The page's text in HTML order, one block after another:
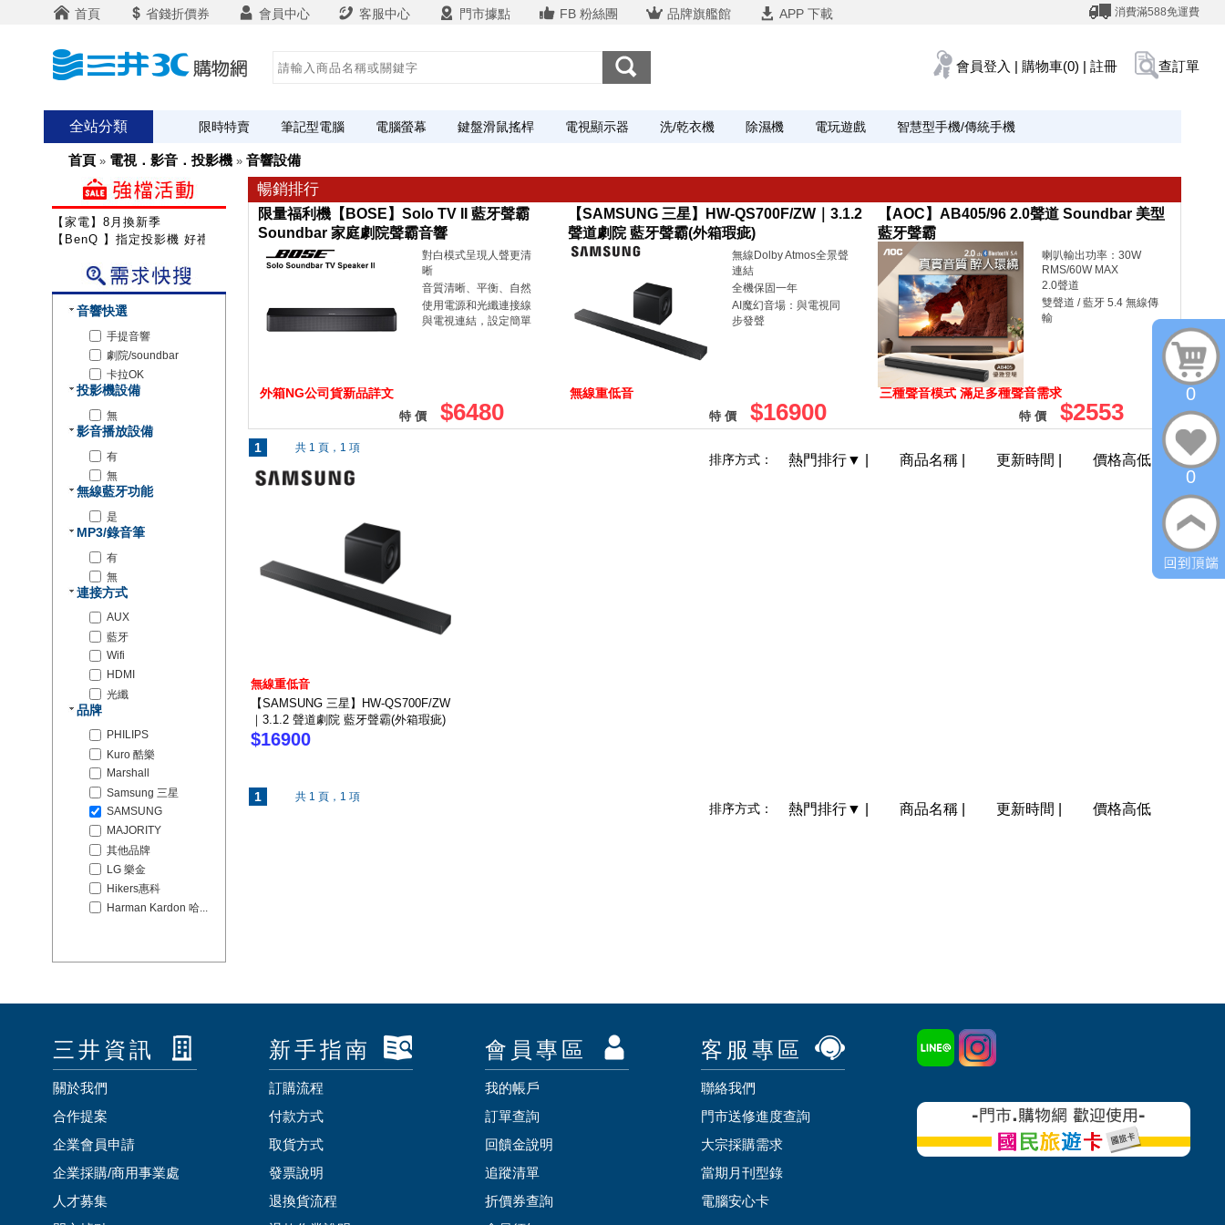
首頁 省錢折價券 會員中心 客服中心 門市據點 FB 粉絲團 品牌旗艦館 APP 下載 消費滿588免運費
會員登入 | 購物車(0) | 註冊 查訂單
全站分類 限時特賣 筆記型電腦 電腦螢幕 鍵盤滑鼠搖桿 電視顯示器 洗/乾衣機 除濕機 電玩遊戲 智慧型手機/傳統手機
首頁 » 電視．影音．投影機 » 音響設備
暢銷排行
外箱NG公司貨新品詳文
限量福利機【BOSE】Solo TV II 藍牙聲霸
Soundbar 家庭劇院聲霸音響
對白模式呈現人聲更清
晰
音質清晰、平衡、自然
使用電源和光纖連接線
與電視連結，設定簡單
特 價 $6480
無線重低音
【SAMSUNG 三星】HW-QS700F/ZW｜3.1.2
聲道劇院 藍牙聲霸(外箱瑕疵)
無線Dolby Atmos全景聲
連結
全機保固一年
AI魔幻音場：與電視同
步發聲
特 價 $16900
三種聲音模式 滿足多種聲音需求
【AOC】AB405/96 2.0聲道 Soundbar 美型
藍牙聲霸
喇叭輸出功率：30W
RMS/60W MAX
2.0聲道
雙聲道 / 藍牙 5.4 無線傳
輸
特 價 $2553
1 共 1 頁，1 項
排序方式： 熱門排行▼ 商品名稱 更新時間 價格高低
無線重低音
【SAMSUNG 三星】HW-QS700F/ZW
｜3.1.2 聲道劇院 藍牙聲霸(外箱瑕疵)
$16900
1 共 1 頁，1 項
排序方式： 熱門排行▼ 商品名稱 更新時間 價格高低
【家電】8月換新季
【BenQ 】指定投影機 好禮雙重送
音響快選
手提音響
劇院/soundbar
卡拉OK
投影機設備
無
影音播放設備
有
無
無線藍牙功能
是
MP3/錄音筆
有
無
連接方式
AUX
藍牙
Wifi
HDMI
光纖
品牌
PHILIPS
Kuro 酷樂
Marshall
Samsung 三星
SAMSUNG
MAJORITY
其他品牌
LG 樂金
Hikers惠科
Harman Kardon 哈...
三井資訊
關於我們
合作提案
企業會員申請
企業採購/商用事業處
人才募集
新手指南
訂購流程
付款方式
取貨方式
發票說明
退換貨流程
會員專區
我的帳戶
訂單查詢
回饋金說明
追蹤清單
折價券查詢
客服專區
聯絡我們
門市送修進度查詢
大宗採購需求
當期月刊型錄
電腦安心卡
0
0